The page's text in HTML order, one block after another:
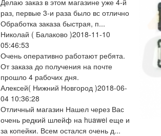
Делаю заказ в этом магазине уже 4-й
раз, первые 3-и раза было вс отлично
Обработка заказа быстрая, п...
Николай ( Балаково )2018-11-10
05:46:53
Очень оперативно работают ребята.
От заказа до получения на почте
прошло 4 рабочих дня.
Алексей( Нижний Новгород )2018-06-
04 10:36:28
Отличный магазин Нашел через Вас
очень редкий шлейф на huawei еще и
за копейки. Всем остался очень д...